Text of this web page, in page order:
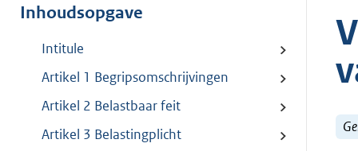
Inhoudsopgave
Intitule
Artikel 1 Begripsomschrijvingen
Artikel 2 Belastbaar feit
Artikel 3 Belastingplicht